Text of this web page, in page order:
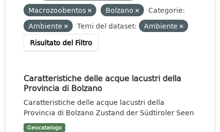
Macrozoobentos
Bolzano
Categorie:
Ambiente
Temi del dataset:
Ambiente
Risultato del Filtro
Caratteristiche delle acque lacustri della
Provincia di Bolzano
Caratteristiche delle acque lacustri della
Provincia di Bolzano Zustand der Südtiroler Seen
Geocatalogo